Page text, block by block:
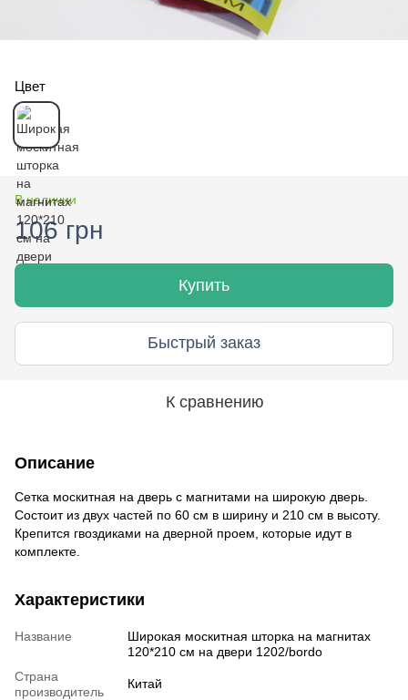
Цвет
В наличии
106 грн
Купить
Быстрый заказ
К сравнению
Описание
Сетка москитная на дверь с магнитами на широкую дверь.
Состоит из двух частей по 60 см в ширину и 210 см в высоту.
Крепится гвоздиками на дверной проем, которые идут в
комплекте.
Характеристики
Название
Широкая москитная шторка на магнитах
120*210 см на двери 1202/bordo
Страна
производитель
Китай